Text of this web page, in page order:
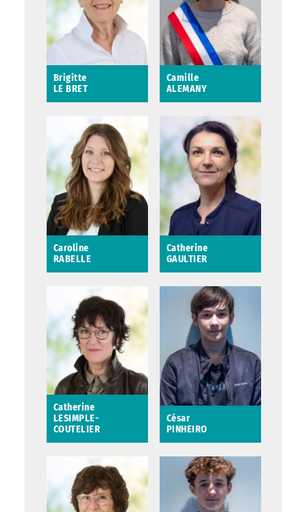
Saint-Avertin
Brigitte
LE BRET
2ème adjointe au
maire en charge de
l’éducation, de la
petite enfance et de
la parentalité
Saint-Avertin
Camille
ALEMANY
Camille ALEMANY
Caroline
RABELLE
Conseillère
municipale déléguée
à l’accompagnement
des entreprises, des
artisans et des
commerces
Catherine
GAULTIER
Catherine GAULTIER
Conseillère
municipale déléguée
à la communication et
aux relations
internationales
Conseillère
métropolitaine
Saint-Avertin
Catherine
LESIMPLE-
COUTELIER
LESIMPLE-
COUTELIER
Conseillère
municipale
César
PINHEIRO
César PINHEIRO